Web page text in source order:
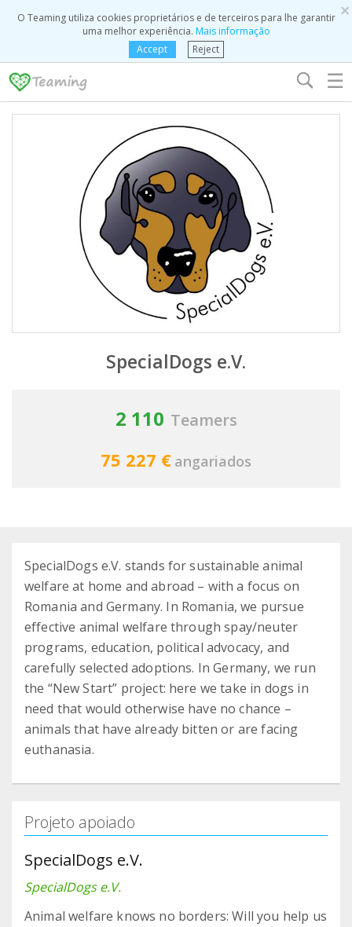
×
O Teaming utiliza cookies proprietários e de terceiros para lhe garantir
uma melhor experiência. Mais informação
Accept
Reject
☰
SpecialDogs e.V.
2 110 Teamers
75 227 € angariados
SpecialDogs e.V. stands for sustainable animal
welfare at home and abroad – with a focus on
Romania and Germany. In Romania, we pursue
effective animal welfare through spay/neuter
programs, education, political advocacy, and
carefully selected adoptions. In Germany, we run
the “New Start” project: here we take in dogs in
need that would otherwise have no chance –
animals that have already bitten or are facing
euthanasia.
Projeto apoiado
SpecialDogs e.V.
SpecialDogs e.V.
Animal welfare knows no borders: Will you help us